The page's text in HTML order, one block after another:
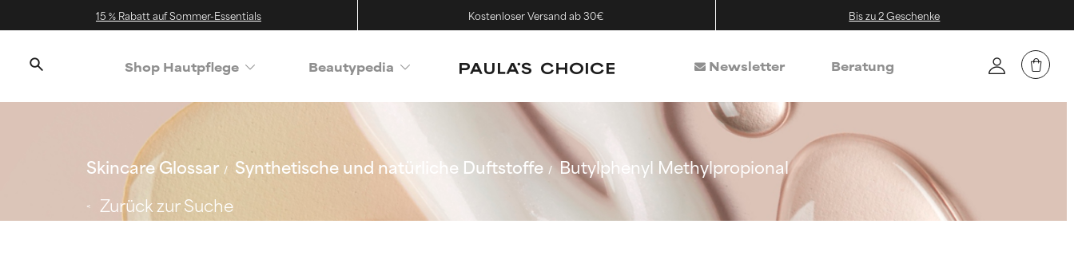
15 % Rabatt auf Sommer-Essentials Kostenloser Versand ab 30€ Bis zu 2 Geschenke
Shop Hautpflege Beautypedia Newsletter Beratung
Skincare Glossar Synthetische und natürliche Duftstoffe
Butylphenyl Methylpropional
Zurück zur Suche